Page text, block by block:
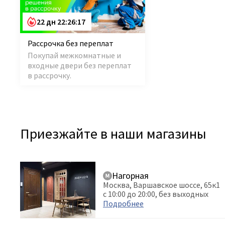
дуб снежный 6
дуб сонома 24
дуб тёмный 17
дуб тобакко
дуб янтарный
желтый RAL 1018
жемчуг
каштан светлый
кварцит 1
керамик коричневый
керамик снежный 1
коньяк патина
шоколад
10
коричневый RAL 8016 7
кофе патина золото
22 дн 22:26:16
Рассрочка без переплат
Покупай межкомнатные и
входные двери без переплат
в рассрочку.
Приезжайте в наши магазины
Нагорная
Москва, Варшавское шоссе, 65к1
с 10:00 до 20:00, без выходных
Подробнее